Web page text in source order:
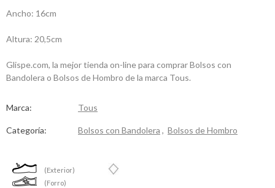
Ancho: 16cm
Altura: 20,5cm
Glispe.com, la mejor tienda on-line para comprar Bolsos con
Bandolera o Bolsos de Hombro de la marca Tous.
Marca: Tous
Categoría: Bolsos con Bandolera , Bolsos de Hombro
(Exterior)
(Forro)